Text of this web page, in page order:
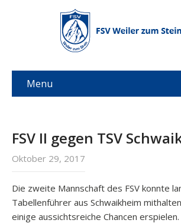
Menu
FSV II gegen TSV
Oktober 29, 2017
Die zweite Mannschaft des FSV konnte
Tabellenführer aus Schwaikheim
einige aussichtsreiche Chancen